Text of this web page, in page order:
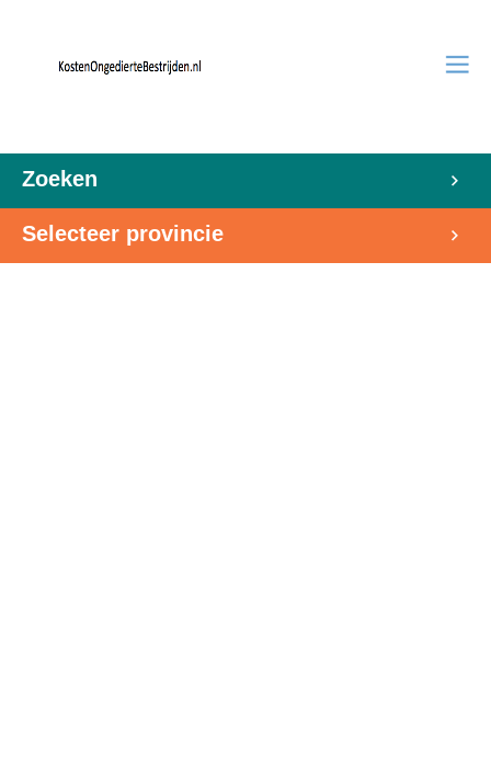
Zoeken
Selecteer provincie